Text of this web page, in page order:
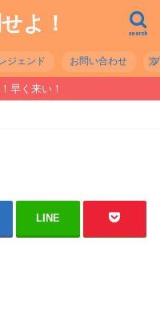
よ！ search
レジェンド お問い合わせ
早く来い！
LINE